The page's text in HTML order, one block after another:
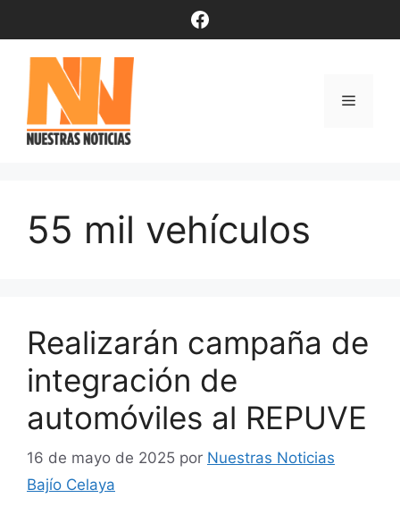
contenido
Facebook
Menú
55 mil vehículos
Realizarán campaña de
integración de
automóviles al REPUVE
16 de mayo de 2025 por Nuestras Noticias
Bajío Celaya